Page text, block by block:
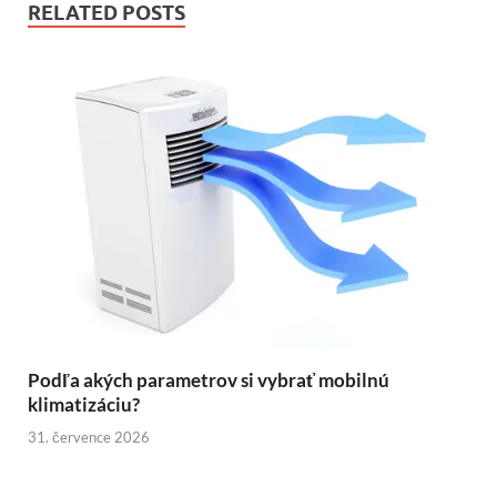
RELATED POSTS
Podľa akých parametrov si vybrať mobilnú
klimatizáciu?
31. července 2026